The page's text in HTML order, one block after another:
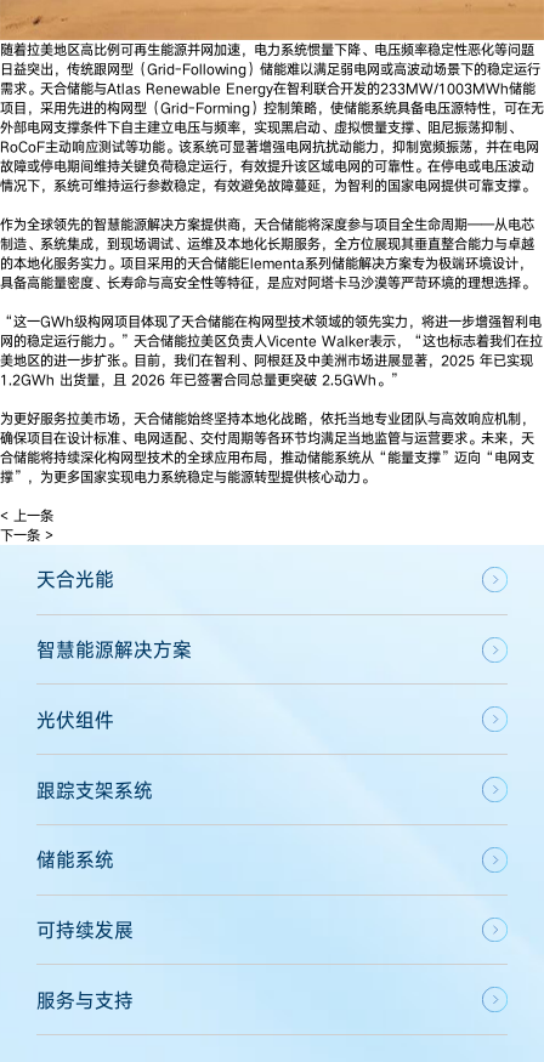
随着拉美地区高比例可再生能源并网加速，电力系统惯量下降、电压频率稳定性恶化等问题
日益突出，传统跟网型（Grid-Following）储能难以满足弱电网或高波动场景下的稳定运行
需求。天合储能与Atlas Renewable Energy在智利联合开发的233MW/1003MWh储能
项目，采用先进的构网型（Grid-Forming）控制策略，使储能系统具备电压源特性，可在无
外部电网支撑条件下自主建立电压与频率，实现黑启动、虚拟惯量支撑、阻尼振荡抑制、
RoCoF主动响应测试等功能。该系统可显著增强电网抗扰动能力，抑制宽频振荡，并在电网
故障或停电期间维持关键负荷稳定运行，有效提升该区域电网的可靠性。在停电或电压波动
情况下，系统可维持运行参数稳定，有效避免故障蔓延，为智利的国家电网提供可靠支撑。
作为全球领先的智慧能源解决方案提供商，天合储能将深度参与项目全生命周期——从电芯
制造、系统集成，到现场调试、运维及本地化长期服务，全方位展现其垂直整合能力与卓越
的本地化服务实力。项目采用的天合储能Elementa系列储能解决方案专为极端环境设计，
具备高能量密度、长寿命与高安全性等特征，是应对阿塔卡马沙漠等严苛环境的理想选择。
“这一GWh级构网项目体现了天合储能在构网型技术领域的领先实力，将进一步增强智利电
网的稳定运行能力。”天合储能拉美区负责人Vicente Walker表示，“这也标志着我们在拉
美地区的进一步扩张。目前，我们在智利、阿根廷及中美洲市场进展显著，2025 年已实现
1.2GWh 出货量，且 2026 年已签署合同总量更突破 2.5GWh。”
为更好服务拉美市场，天合储能始终坚持本地化战略，依托当地专业团队与高效响应机制，
确保项目在设计标准、电网适配、交付周期等各环节均满足当地监管与运营要求。未来，天
合储能将持续深化构网型技术的全球应用布局，推动储能系统从“能量支撑”迈向“电网支
撑”，为更多国家实现电力系统稳定与能源转型提供核心动力。
< 上一条
下一条 >
天合光能
智慧能源解决方案
光伏组件
跟踪支架系统
储能系统
可持续发展
服务与支持